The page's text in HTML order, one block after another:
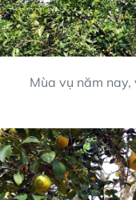
Mùa vụ năm nay,